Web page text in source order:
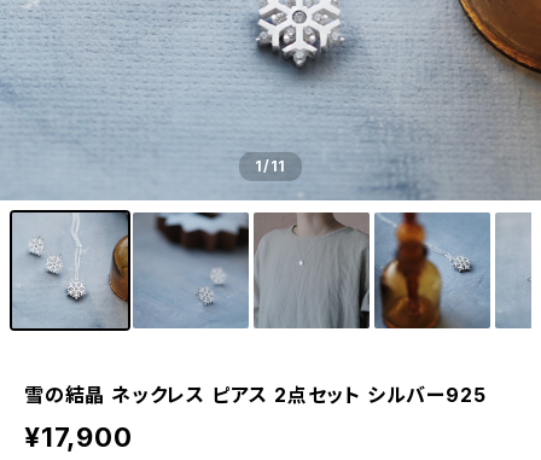
1/11
雪の結晶 ネックレス ピアス 2点セット シルバー925
¥17,900